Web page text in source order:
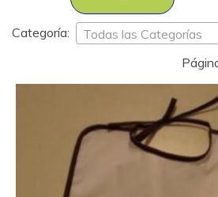
Categoría:
Todas las Categorías